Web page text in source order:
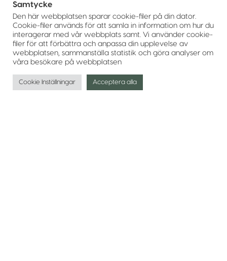
Samtycke
Den här webbplatsen sparar cookie-filer på din dator.
Cookie-filer används för att samla in information om hur du
interagerar med vår webbplats samt. Vi använder cookie-
filer för att förbättra och anpassa din upplevelse av
webbplatsen, sammanställa statistik och göra analyser om
våra besökare på webbplatsen
Cookie Inställningar Acceptera alla